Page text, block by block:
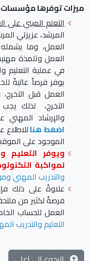
ميزات توفرها مؤسسات
التعلم المبني على
المرشد، عزيزتي
العمل، وما
العمل وتلمذة
في عملية التعليم
يوفر فرصاً عاليةً
العمل قبل
التخرج، لذلك
والإرشاد المهني
اضغط هنا
الموجود على
ويوفر التعليم
لمواكبة
والتدريب المهني
علاوةً على ذلك
فرصةً لكثير من
العمل للحساب
التعليم والتدريب